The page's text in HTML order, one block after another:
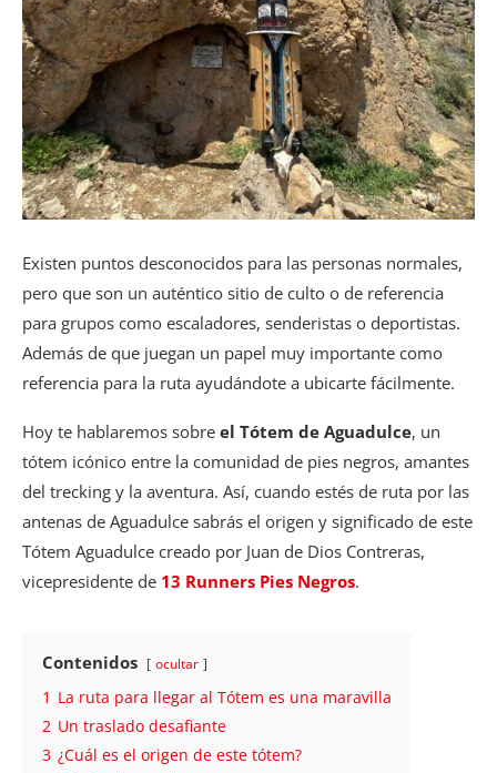
Existen puntos desconocidos para las personas normales,
pero que son un auténtico sitio de culto o de referencia
para grupos como escaladores, senderistas o deportistas.
Además de que juegan un papel muy importante como
referencia para la ruta ayudándote a ubicarte fácilmente.
Hoy te hablaremos sobre el Tótem de Aguadulce, un
tótem icónico entre la comunidad de pies negros, amantes
del trecking y la aventura. Así, cuando estés de ruta por las
antenas de Aguadulce sabrás el origen y significado de este
Tótem Aguadulce creado por Juan de Dios Contreras,
vicepresidente de 13 Runners Pies Negros.
Contenidos ocultar
1 La ruta para llegar al Tótem es una maravilla
2 Un traslado desafiante
3 ¿Cuál es el origen de este tótem?